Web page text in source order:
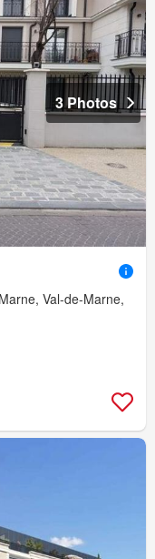
3 Photos
Val-de-Marne,